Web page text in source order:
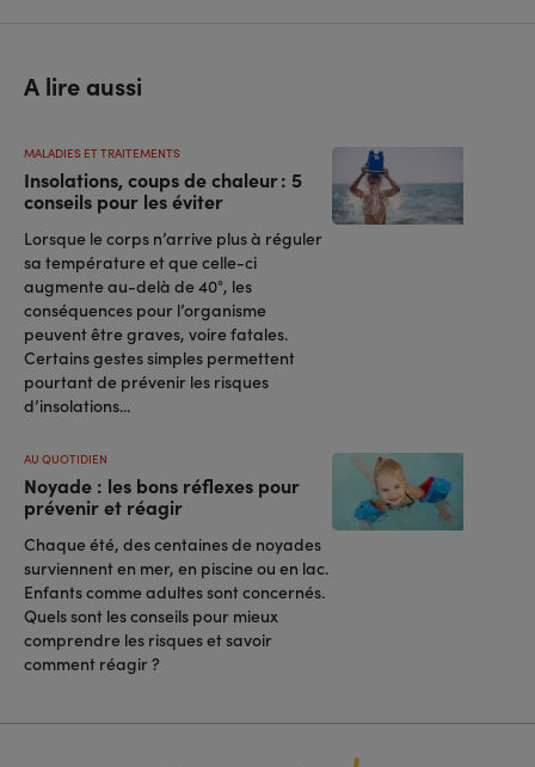
A lire aussi
Insolations, coups de chaleur : 5
conseils pour les éviter
MALADIES ET TRAITEMENTS
Lorsque le corps n’arrive plus à réguler
sa température et que celle-ci
augmente au-delà de 40°, les
conséquences pour l’organisme
peuvent être graves, voire fatales.
Certains gestes simples permettent
pourtant de prévenir les risques
d’insolations...
Noyade : les bons réflexes pour
prévenir et réagir
AU QUOTIDIEN
Chaque été, des centaines de noyades
surviennent en mer, en piscine ou en lac.
Enfants comme adultes sont concernés.
Quels sont les conseils pour mieux
comprendre les risques et savoir
comment réagir ?